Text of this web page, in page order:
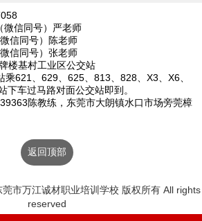
信同号）严老师
同号）陈老师
同号）张老师
楼基村工业区公交站
乘621、629、625、813、828、X3、X6、
下车过马路对面公交站即到。
陈教练，东莞市大朗镇水口市场旁莞樟
返回顶部
市万江诚材职业培训学校 版权所有 All rights
reserved